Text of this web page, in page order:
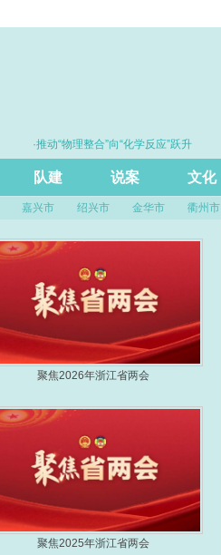
·推动“物理整合”向“化学反应”跃升
队建 说案 文化
嘉兴市 绍兴市 金华市 衢州市
聚焦2026年浙江省两会
聚焦2025年浙江省两会